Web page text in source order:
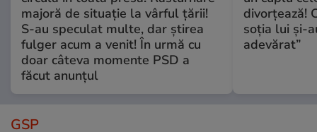
majoră de situație la vârful țării!
S-au speculat multe, dar știrea
fulger acum a venit! În urmă cu
doar câteva momente PSD a
făcut anunțul
divorțează!
soția lui și-
adevărat”
GSP